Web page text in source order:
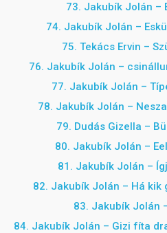
73. Jakubík Jolán –
74. Jakubík Jolán –
75. Tekács Ervin –
76. Jakubík Jolán –
77. Jakubík Jolán –
78. Jakubík Jolán –
79. Dudás Gizella –
80. Jakubík Jolán –
81. Jakubík Jolán –
82. Jakubík Jolán – Há kik
83. Jakubík Jolán
84. Jakubík Jolán – Gizi fíta